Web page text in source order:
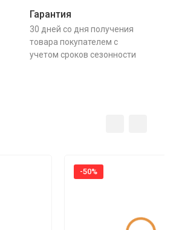
Гарантия
30 дней со дня получения
товара покупателем с
учетом сроков сезонности
-50%